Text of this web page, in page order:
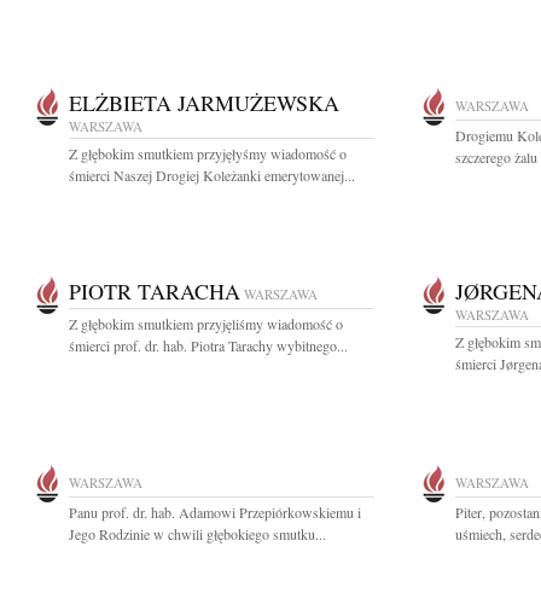
ELŻBIETA JARMUŻEWSKA
WARSZAWA
Z głębokim smutkiem przyjęłyśmy wiadomość o
śmierci Naszej Drogiej Koleżanki emerytowanej...
WARSZAWA
Drogiemu
szczerego
PIOTR TARACHA WARSZAWA
Z głębokim smutkiem przyjęliśmy wiadomość o
śmierci prof. dr. hab. Piotra Tarachy wybitnego...
WARSZAWA
Z głębokim
śmierci
WARSZAWA
Panu prof. dr. hab. Adamowi Przepiórkowskiemu i
Jego Rodzinie w chwili głębokiego smutku...
WARSZAWA
Piter,
uśmiech,